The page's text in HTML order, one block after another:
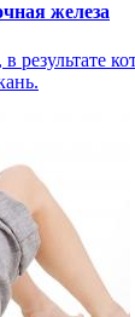
железа